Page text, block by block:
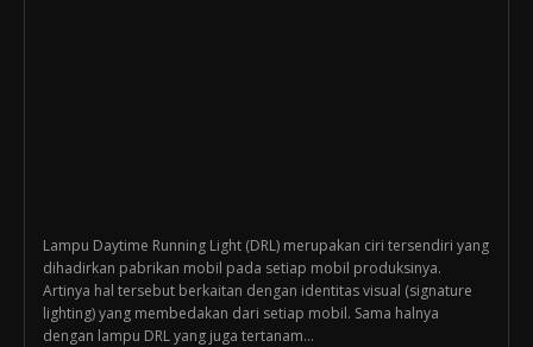
Lampu Daytime Running Light (DRL) merupakan ciri tersendiri yang
dihadirkan pabrikan mobil pada setiap mobil produksinya.
Artinya hal tersebut berkaitan dengan identitas visual (signature
lighting) yang membedakan dari setiap mobil. Sama halnya
dengan lampu DRL yang juga tertanam...